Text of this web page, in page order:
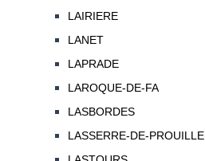
LAIRIERE
LANET
LAPRADE
LAROQUE-DE-FA
LASBORDES
LASSERRE-DE-PROUILLE